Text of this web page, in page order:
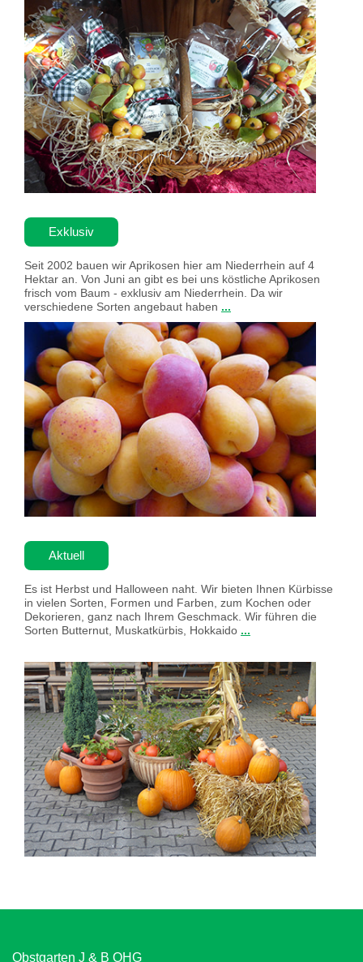
Exklusiv
Seit 2002 bauen wir Aprikosen hier am Niederrhein auf 4
Hektar an. Von Juni an gibt es bei uns köstliche Aprikosen
frisch vom Baum - exklusiv am Niederrhein. Da wir
verschiedene Sorten angebaut haben ...
Aktuell
Es ist Herbst und Halloween naht. Wir bieten Ihnen Kürbisse
in vielen Sorten, Formen und Farben, zum Kochen oder
Dekorieren, ganz nach Ihrem Geschmack. Wir führen die
Sorten Butternut, Muskatkürbis, Hokkaido ...
Obstgarten J & B OHG